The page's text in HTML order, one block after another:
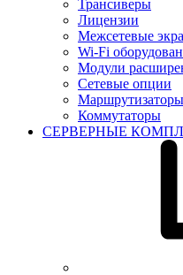
Трансиверы
Лицензии
Межсетевые
Wi-Fi
Модули
Сетевые опции
Маршрутизаторы
Коммутаторы
СЕРВЕРНЫЕ